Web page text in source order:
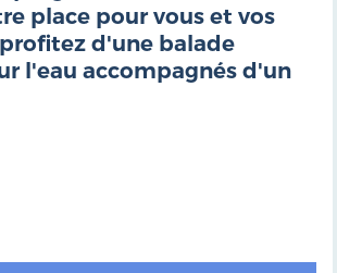
place pour vous et vos
d'une balade
l'eau accompagnés d'un